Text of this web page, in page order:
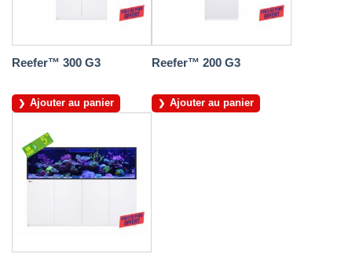
Reefer™ 300 G3
Ajouter au panier
Reefer™ 200 G3
Ajouter au panier